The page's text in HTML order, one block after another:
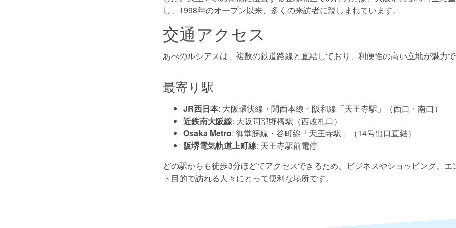
し、1998年のオープン以来、多くの来訪者に親しまれています。
交通アクセス
あべのルシアスは、複数の鉄道路線と直結しており、利便性の高い立地が魅力で
最寄り駅
JR西日本: 大阪環状線・関西本線・阪和線「天王寺駅」（西口・南口）
近鉄南大阪線: 大阪阿部野橋駅（西改札口）
Osaka Metro: 御堂筋線・谷町線「天王寺駅」（14号出口直結）
阪堺電気軌道上町線: 天王寺駅前電停
どの駅からも徒歩3分ほどでアクセスできるため、ビジネスやショッピング、エ
ト目的で訪れる人々にとって便利な場所です。